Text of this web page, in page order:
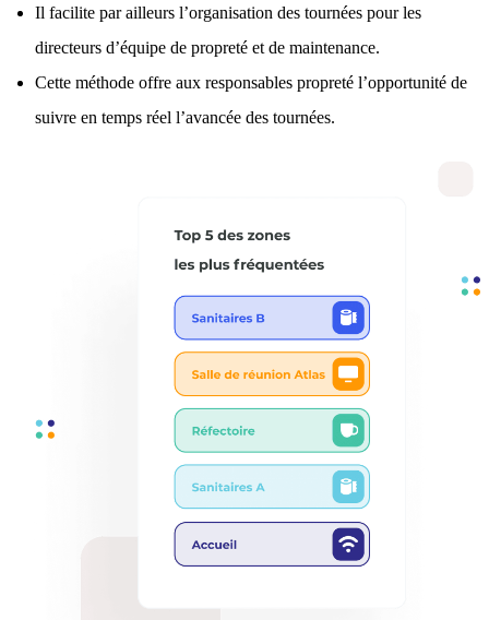
Il facilite par ailleurs l’organisation des tournées pour les
directeurs d’équipe de propreté et de maintenance.
Cette méthode offre aux responsables propreté l’opportunité de
suivre en temps réel l’avancée des tournées.